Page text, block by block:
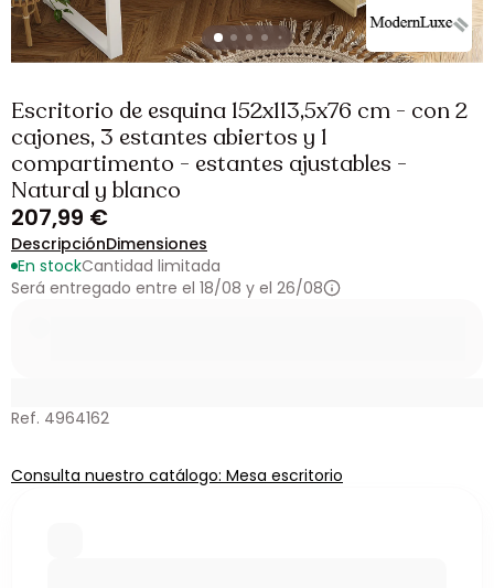
Escritorio de esquina 152x113,5x76 cm - con 2
cajones, 3 estantes abiertos y 1
compartimento - estantes ajustables -
Natural y blanco
207,99 €
DescripciónDimensiones
En stockCantidad limitada
Será entregado entre el 18/08 y el 26/08
Ref. 4964162
Consulta nuestro catálogo: Mesa escritorio